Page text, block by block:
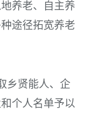
养老、自主养
途径拓宽养老
乡贤能人、企
个人名单予以